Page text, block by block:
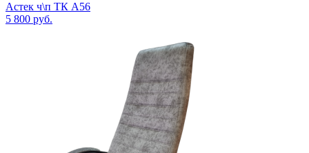
Астек ч\п ТК А56
5 800 руб.